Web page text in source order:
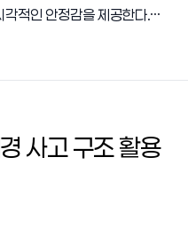
적인 안정감을 제공한다.
간에서는 화분
식에 어울리는 선택과
은 꾸밈이 아닌 공간 완성의
분 역할 이해 공간인테리어
이상의 의미를 가진다.
의 흐름을 자연스럽게
사고 구조 활용